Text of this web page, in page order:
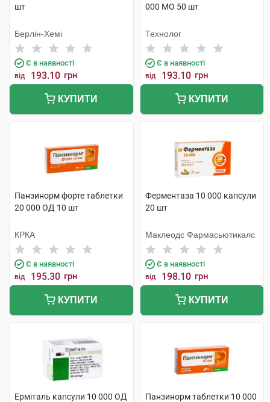
шт
Берлін-Хемі
Є в наявності
від 193.10 грн
КУПИТИ
000 МО 50 шт
Технолог
Є в наявності
від 193.10 грн
КУПИТИ
Панзинорм форте таблетки
20 000 ОД 10 шт
КРКА
Є в наявності
від 195.30 грн
КУПИТИ
Ферментаза 10 000 капсули
20 шт
Маклеодс Фармасьютикалс
Є в наявності
від 198.10 грн
КУПИТИ
Ерміталь капсули 10 000 ОД
Панзинорм таблетки 10 000